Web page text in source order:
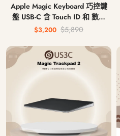
Apple Magic Keyboard 巧控鍵
盤 USB-C 含 Touch ID 和 數字
鍵盤 中文注音鍵盤 無線藍牙鍵
$3,200 $5,890